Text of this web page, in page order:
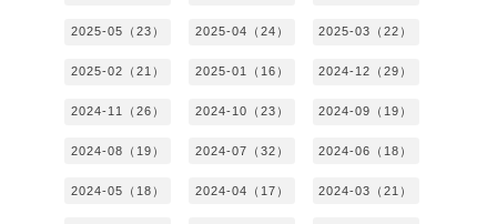
2025-05（23） 2025-04（24） 2025-03（22）
2025-02（21） 2025-01（16） 2024-12（29）
2024-11（26） 2024-10（23） 2024-09（19）
2024-08（19） 2024-07（32） 2024-06（18）
2024-05（18） 2024-04（17） 2024-03（21）